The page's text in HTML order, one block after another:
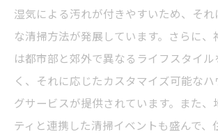
家族全員でできる掃除の分担
忙しい人のための掃除チェッ
プロの技術でハウスクリーニング
コツ
プロの掃除技術を家庭で活か
湿気による汚れが付きやすいため、そ
な清掃方法が発展しています。さらに、
は都市部と郊外で異なるライフスタイ
く、それに応じたカスタマイズ可能な
グサービスが提供されています。また、
ティと連携した清掃イベントも盛んで、